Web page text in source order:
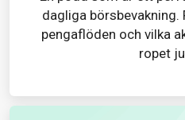
dagliga börsbevakning.
pengaflöden och vilka
ropet